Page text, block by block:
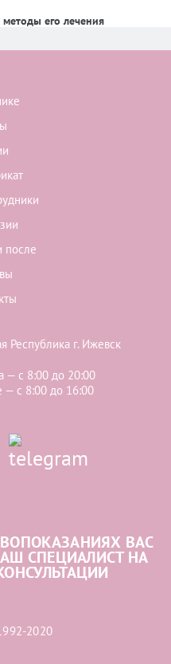
методы его лечения
после
Республика г. Ижевск
— с 8:00 до 20:00
— с 8:00 до 16:00
ВАС
СПЕЦИАЛИСТ НА
2020